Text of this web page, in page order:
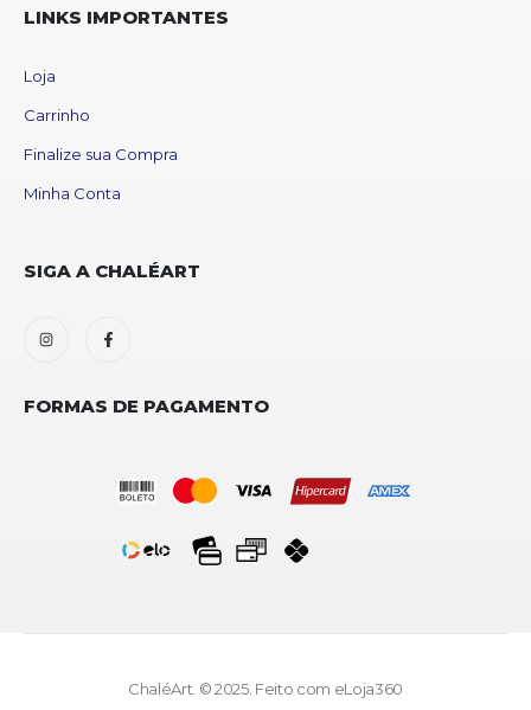
LINKS IMPORTANTES
Loja
Carrinho
Finalize sua Compra
Minha Conta
SIGA A CHALÉART
FORMAS DE PAGAMENTO
ChaléArt. © 2025. Feito com eLoja360